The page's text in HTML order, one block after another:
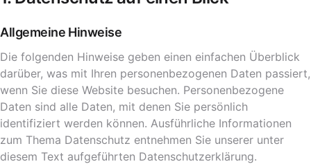
Allgemeine Hinweise
Die folgenden Hinweise geben einen einfachen Überblick
darüber, was mit Ihren personenbezogenen Daten passiert,
wenn Sie diese Website besuchen. Personenbezogene
Daten sind alle Daten, mit denen Sie persönlich
identifiziert werden können. Ausführliche Informationen
zum Thema Datenschutz entnehmen Sie unserer unter
diesem Text aufgeführten Datenschutzerklärung.